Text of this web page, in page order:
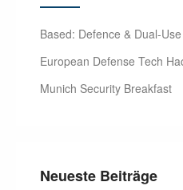
Based: Defence & Dual-
European Defense Tech
Munich Security Breakfast
Neueste Beiträge